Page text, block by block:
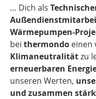
… Dich als
Wärmepumpen-
bei thermondo einen
Klimaneutralitätzu
erneuerbaren
unseren Werten,
und zusammen